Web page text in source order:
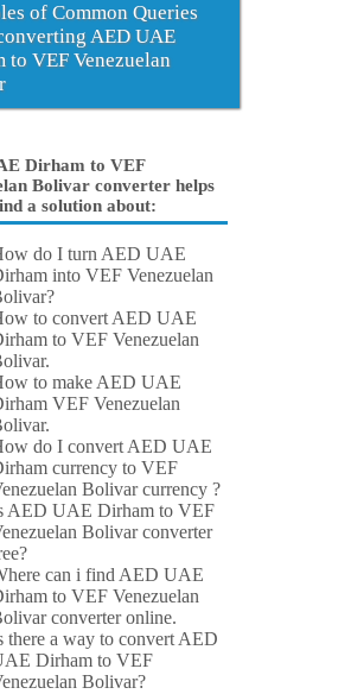
of Common Queries
AED UAE
to VEF Venezuelan
Dirham to VEF
Bolivar converter helps
a solution about:
do I turn AED UAE
into VEF Venezuelan
to convert AED UAE
to VEF Venezuelan
to make AED UAE
VEF Venezuelan
do I convert AED UAE
currency to VEF
Bolivar currency ?
AED UAE Dirham to VEF
Bolivar converter
can i find AED UAE
to VEF Venezuelan
converter online.
there a way to convert AED
Dirham to VEF
Bolivar?